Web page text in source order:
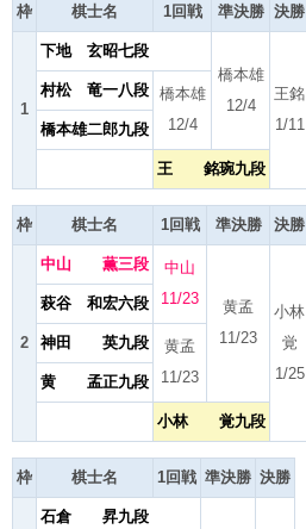
枠 棋士名 1回戦 準決勝 決勝
1
下地 玄昭七段
橋本雄
12/4
王銘
1/11
村松 竜一八段 橋本雄
12/4
橋本雄二郎九段
王 銘琬九段
枠 棋士名 1回戦 準決勝 決勝
2
中山 薫三段
中山
11/23
黄孟
11/23
小林
覚
1/25
萩谷 和宏六段
神田 英九段
黄孟
11/23
黄 孟正九段
小林 覚九段
枠 棋士名 1回戦 準決勝 決勝
石倉 昇九段